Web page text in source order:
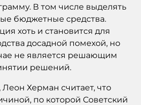
В том числе выделять
бюджетные средства.
хоть и становится для
досадной помехой, но
не является решающим
решений.
Херман считает, что
по которой Советский